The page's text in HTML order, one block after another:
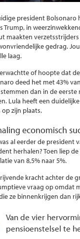
president Bolsonaro
Trump, in
maakten
gedrag.
laag.
of hoopte dat
deed het met 43%
dan in de
Lula heeft een
op zijn plaats.
economisch
al eerder de president
herhalen? Toen liep
van 8,5% naar 5%.
kracht achter de
vraag op omdat
ze binnenkrijgen dan
Van de vier
pensioenstelsel te